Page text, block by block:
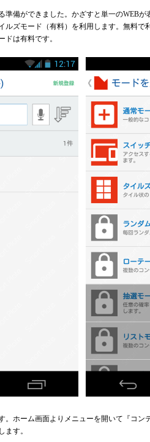
準備ができました。かざすと単一のWEB
ルズモード（有料）を利用します。無料
ドは有料です。
。ホーム画面よりメニューを開いて『コ
ます。